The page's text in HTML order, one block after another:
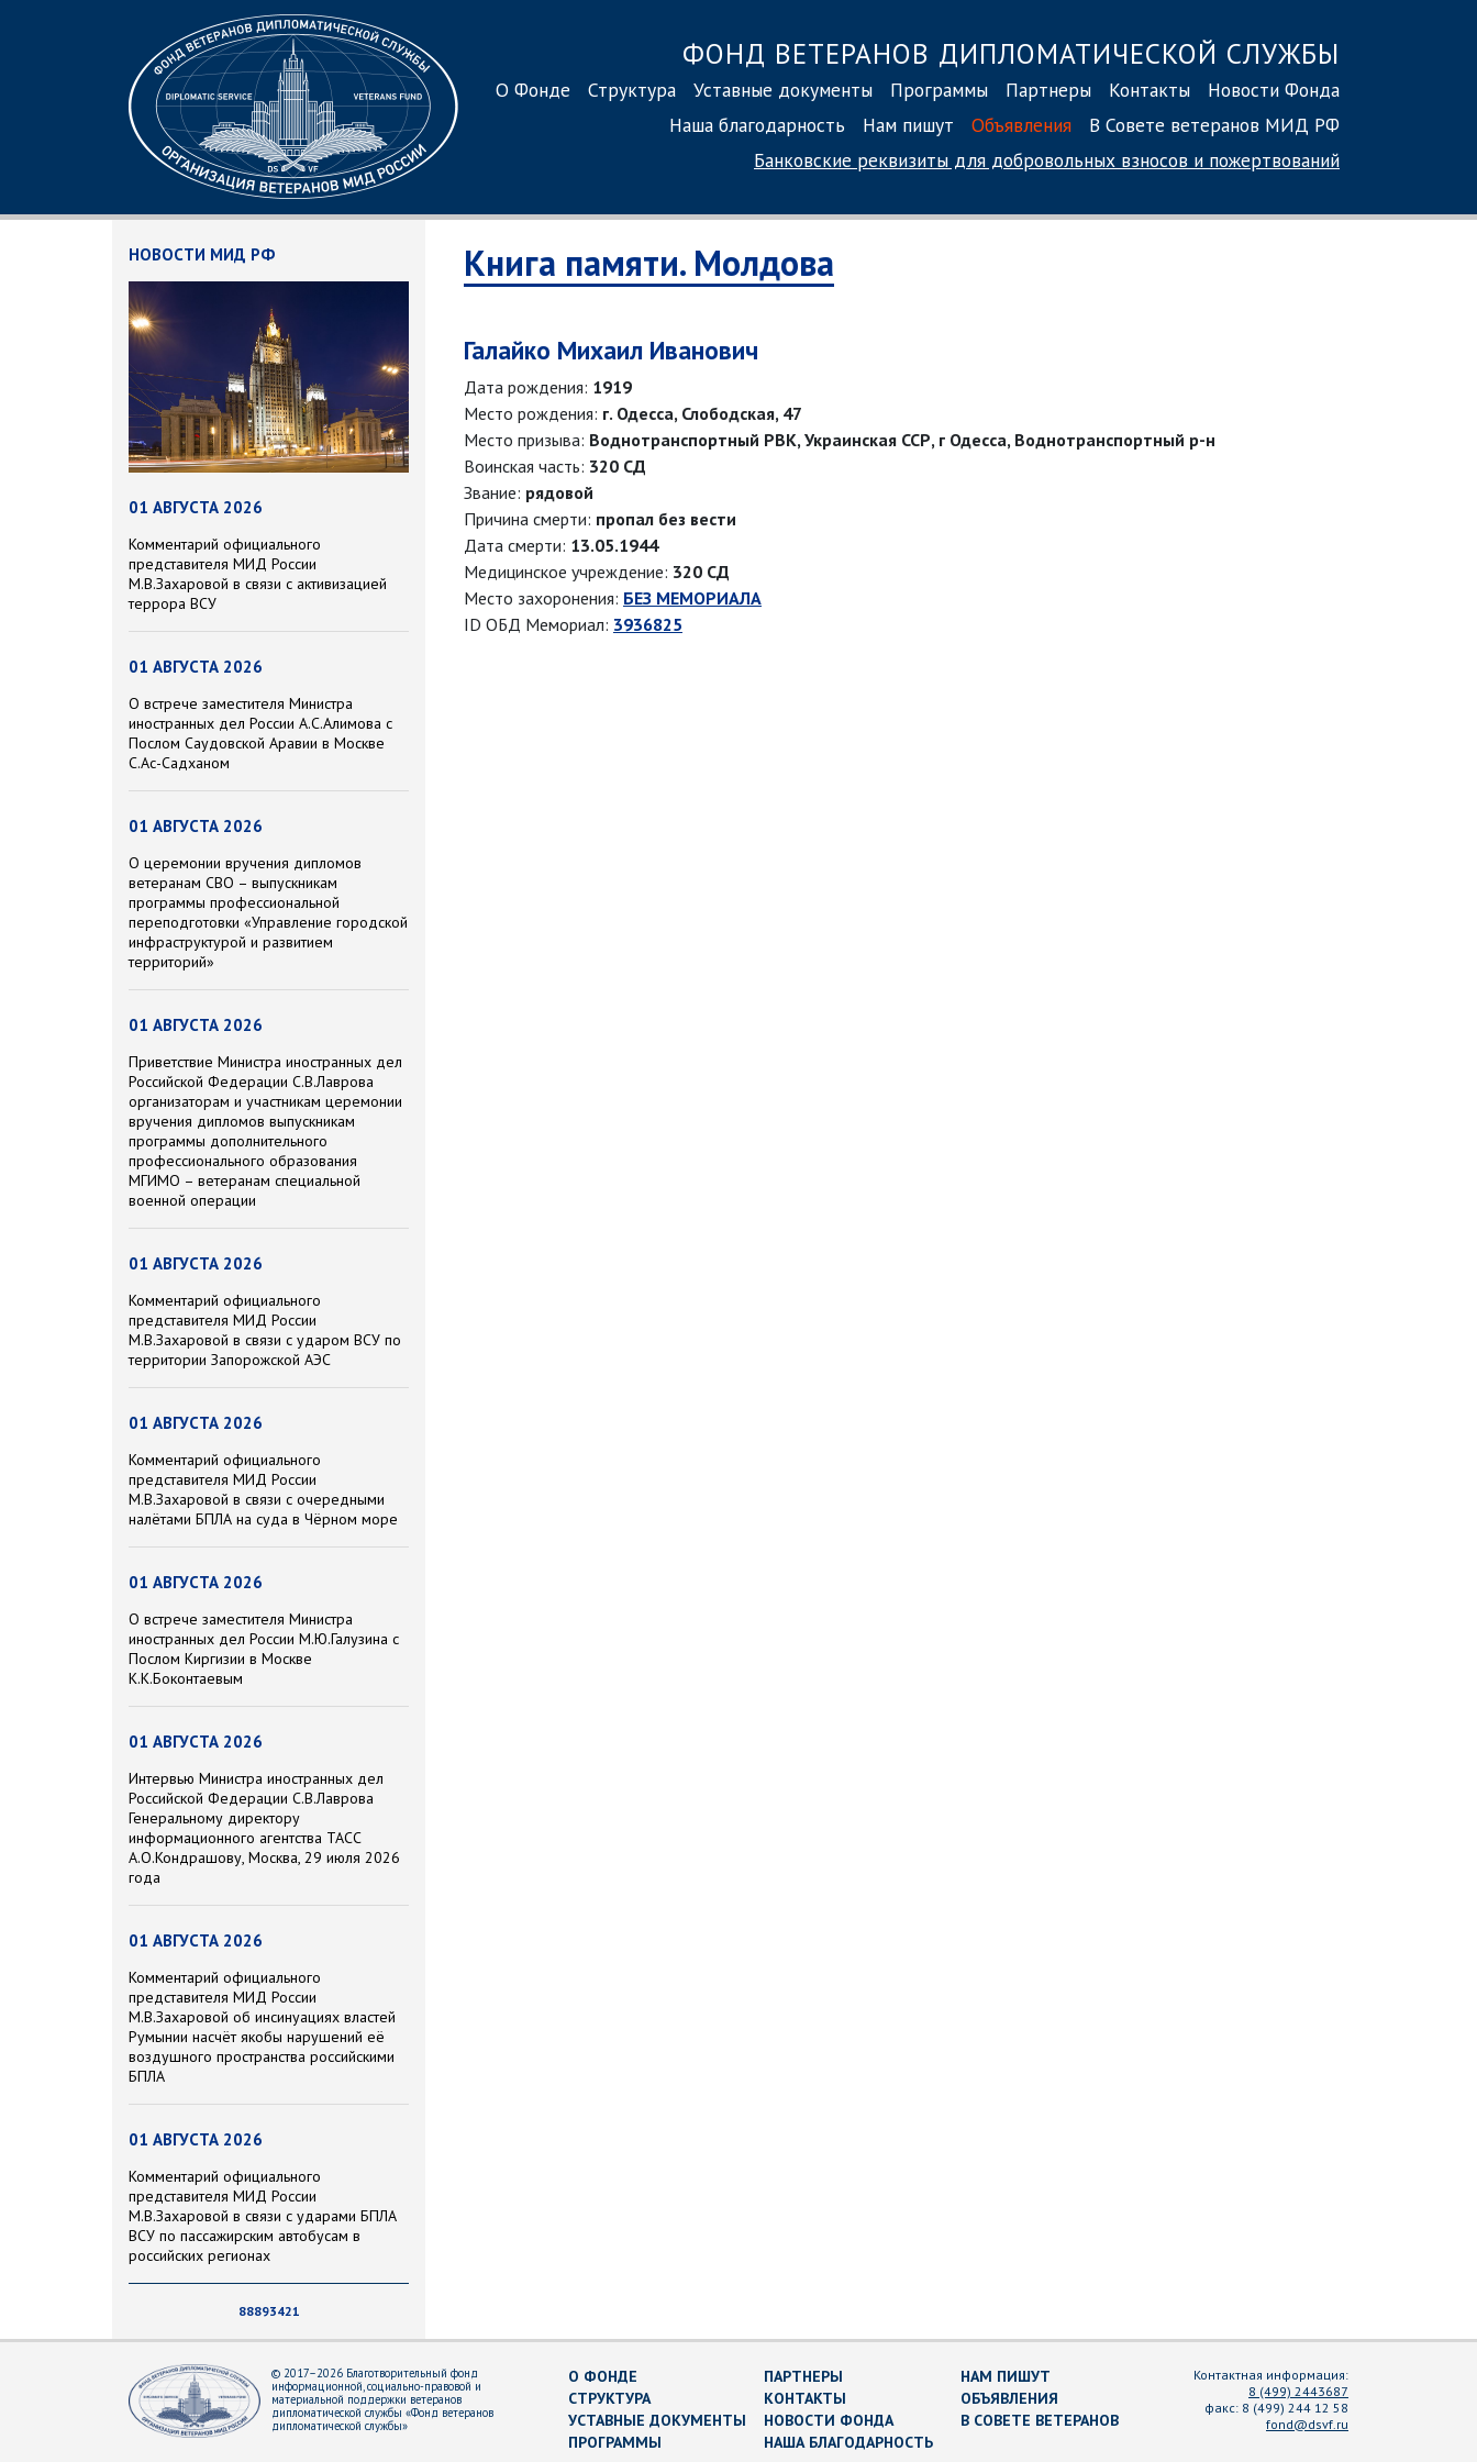
ФОНД ВЕТЕРАНОВ ДИПЛОМАТИЧЕСКОЙ СЛУЖБЫ
О Фонде Структура Уставные документы Программы Партнеры Контакты
Новости Фонда
Наша благодарность
Нам пишут Объявления
В Совете ветеранов МИД РФ
Банковские реквизиты для добровольных взносов и пожертвований
НОВОСТИ МИД РФ
01 АВГУСТА 2026
Комментарий официального
представителя МИД России
М.В.Захаровой в связи с активизацией
террора ВСУ
01 АВГУСТА 2026
О встрече заместителя Министра
иностранных дел России А.С.Алимова с
Послом Саудовской Аравии в Москве
С.Ас-Садханом
01 АВГУСТА 2026
О церемонии вручения дипломов
ветеранам СВО – выпускникам
программы профессиональной
переподготовки «Управление городской
инфраструктурой и развитием
территорий»
01 АВГУСТА 2026
Приветствие Министра иностранных дел
Российской Федерации С.В.Лаврова
организаторам и участникам церемонии
вручения дипломов выпускникам
программы дополнительного
профессионального образования
МГИМО – ветеранам специальной
военной операции
01 АВГУСТА 2026
Комментарий официального
представителя МИД России
М.В.Захаровой в связи с ударом ВСУ по
территории Запорожской АЭС
01 АВГУСТА 2026
Комментарий официального
представителя МИД России
М.В.Захаровой в связи с очередными
налётами БПЛА на суда в Чёрном море
01 АВГУСТА 2026
О встрече заместителя Министра
иностранных дел России М.Ю.Галузина с
Послом Киргизии в Москве
К.К.Боконтаевым
01 АВГУСТА 2026
Интервью Министра иностранных дел
Российской Федерации С.В.Лаврова
Генеральному директору
информационного агентства ТАСС
А.О.Кондрашову, Москва, 29 июля 2026
года
01 АВГУСТА 2026
Комментарий официального
представителя МИД России
М.В.Захаровой об инсинуациях властей
Румынии насчёт якобы нарушений её
воздушного пространства российскими
БПЛА
01 АВГУСТА 2026
Комментарий официального
представителя МИД России
М.В.Захаровой в связи с ударами БПЛА
ВСУ по пассажирским автобусам в
российских регионах
88893421
Книга памяти. Молдова
Галайко Михаил Иванович
Дата рождения: 1919
Место рождения: г. Одесса, Слободская, 47
Место призыва: Воднотранспортный РВК, Украинская ССР, г Одесса, Воднотранспортный р-н
Воинская часть: 320 СД
Звание: рядовой
Причина смерти: пропал без вести
Дата смерти: 13.05.1944
Медицинское учреждение: 320 СД
Место захоронения: БЕЗ МЕМОРИАЛА
ID ОБД Мемориал: 3936825
© 2017–2026 Благотворительный фонд
информационной, социально-правовой и
материальной поддержки ветеранов
дипломатической службы «Фонд ветеранов
дипломатической службы»
О ФОНДЕ
СТРУКТУРА
УСТАВНЫЕ ДОКУМЕНТЫ
ПРОГРАММЫ
ПАРТНЕРЫ
КОНТАКТЫ
НОВОСТИ ФОНДА
НАША БЛАГОДАРНОСТЬ
НАМ ПИШУТ
ОБЪЯВЛЕНИЯ
В СОВЕТЕ ВЕТЕРАНОВ
Контактная информация:
8 (499) 2443687
факс: 8 (499) 244 12 58
fond@dsvf.ru